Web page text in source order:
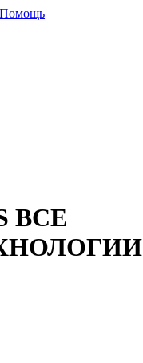
Помощь
ВСЕ